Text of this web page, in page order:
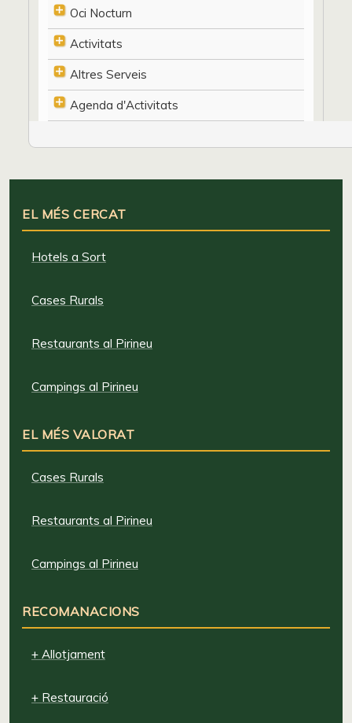
Oci Nocturn
Activitats
Altres Serveis
Agenda d'Activitats
EL MÉS CERCAT
Hotels a Sort
Cases Rurals
Restaurants al Pirineu
Campings al Pirineu
EL MÉS VALORAT
Cases Rurals
Restaurants al Pirineu
Campings al Pirineu
RECOMANACIONS
+ Allotjament
+ Restauració